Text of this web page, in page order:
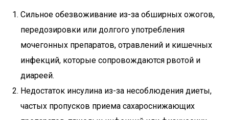
Сильное обезвоживание из-за обширных ожогов,
передозировки или долгого употребления
мочегонных препаратов, отравлений и кишечных
инфекций, которые сопровождаются рвотой и
диареей.
Недостаток инсулина из-за несоблюдения диеты,
частых пропусков приема сахароснижающих